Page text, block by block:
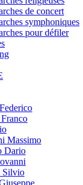
de concert
symphoniques
pour défiler
Massimo
Dario
Silvio